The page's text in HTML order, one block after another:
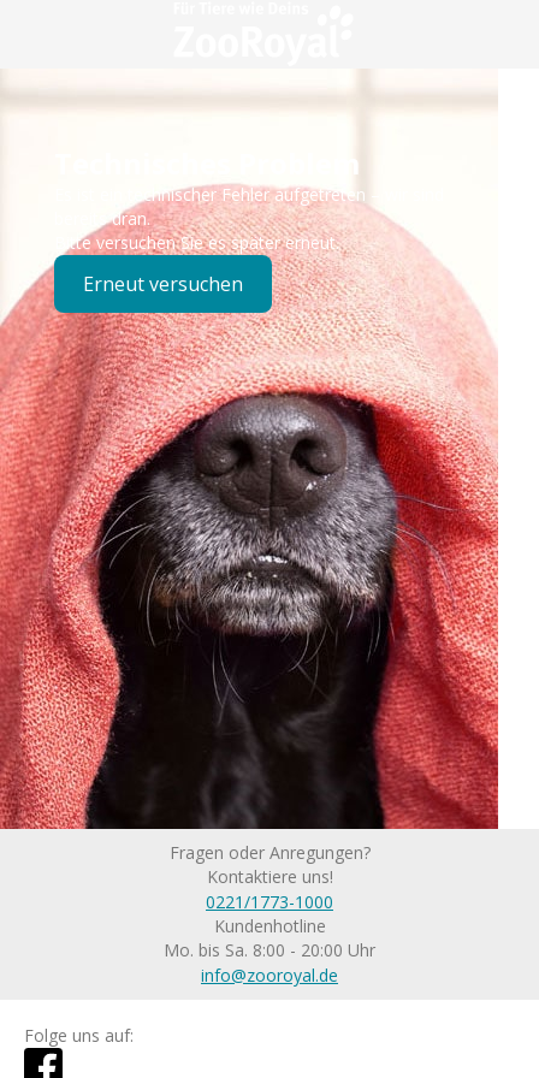
Technisches Problem
Es ist ein technischer Fehler aufgetreten – wir sind
bereits dran.
Bitte versuchen Sie es später erneut.
Erneut versuchen
Fragen oder Anregungen?
Kontaktiere uns!
0221/1773-1000
Kundenhotline
Mo. bis Sa. 8:00 - 20:00 Uhr
info@zooroyal.de
Folge uns auf: